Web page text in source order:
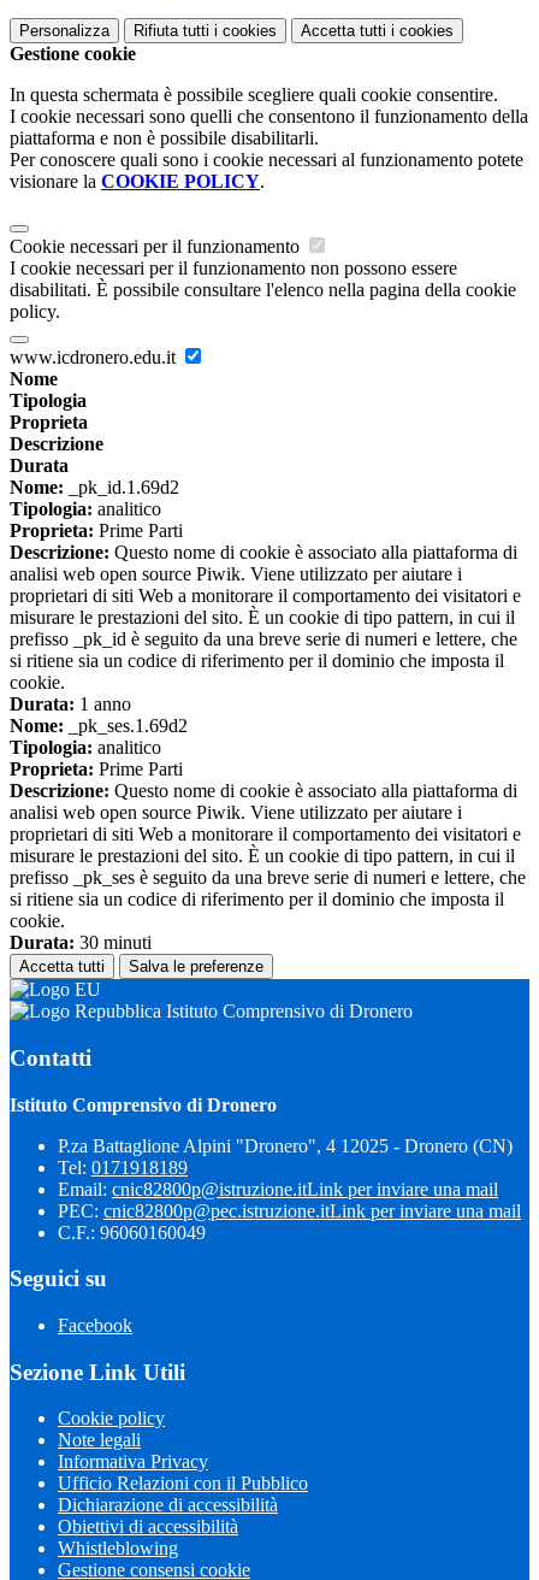
Personalizza Rifiuta tutti i cookies Accetta tutti i cookies
Gestione cookie
In questa schermata è possibile scegliere quali cookie consentire.
I cookie necessari sono quelli che consentono il funzionamento della
piattaforma e non è possibile disabilitarli.
Per conoscere quali sono i cookie necessari al funzionamento potete
visionare la COOKIE POLICY.
Cookie necessari per il funzionamento
I cookie necessari per il funzionamento non possono essere
disabilitati. È possibile consultare l'elenco nella pagina della cookie
policy.
www.icdronero.edu.it
Nome
Tipologia
Proprieta
Descrizione
Durata
Nome: _pk_id.1.69d2
Tipologia: analitico
Proprieta: Prime Parti
Descrizione: Questo nome di cookie è associato alla piattaforma di
analisi web open source Piwik. Viene utilizzato per aiutare i
proprietari di siti Web a monitorare il comportamento dei visitatori e
misurare le prestazioni del sito. È un cookie di tipo pattern, in cui il
prefisso _pk_id è seguito da una breve serie di numeri e lettere, che
si ritiene sia un codice di riferimento per il dominio che imposta il
cookie.
Durata: 1 anno
Nome: _pk_ses.1.69d2
Tipologia: analitico
Proprieta: Prime Parti
Descrizione: Questo nome di cookie è associato alla piattaforma di
analisi web open source Piwik. Viene utilizzato per aiutare i
proprietari di siti Web a monitorare il comportamento dei visitatori e
misurare le prestazioni del sito. È un cookie di tipo pattern, in cui il
prefisso _pk_ses è seguito da una breve serie di numeri e lettere, che
si ritiene sia un codice di riferimento per il dominio che imposta il
cookie.
Durata: 30 minuti
Accetta tutti Salva le preferenze
Istituto Comprensivo di Dronero
Contatti
Istituto Comprensivo di Dronero
P.za Battaglione Alpini "Dronero", 4 12025 - Dronero (CN)
Tel: 0171918189
Email: cnic82800p@istruzione.itLink per inviare una mail
PEC: cnic82800p@pec.istruzione.itLink per inviare una mail
C.F.: 96060160049
Seguici su
Facebook
Sezione Link Utili
Cookie policy
Note legali
Informativa Privacy
Ufficio Relazioni con il Pubblico
Dichiarazione di accessibilità
Obiettivi di accessibilità
Whistleblowing
Gestione consensi cookie